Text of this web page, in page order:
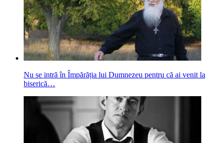
Nu se intră în Împărăția lui Dumnezeu pentru că ai venit la
biserică…